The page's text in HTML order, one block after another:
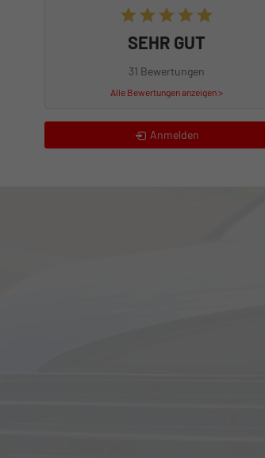
SEHR GUT
31 Bewertungen
Alle Bewertungen anzeigen >
Anmelden